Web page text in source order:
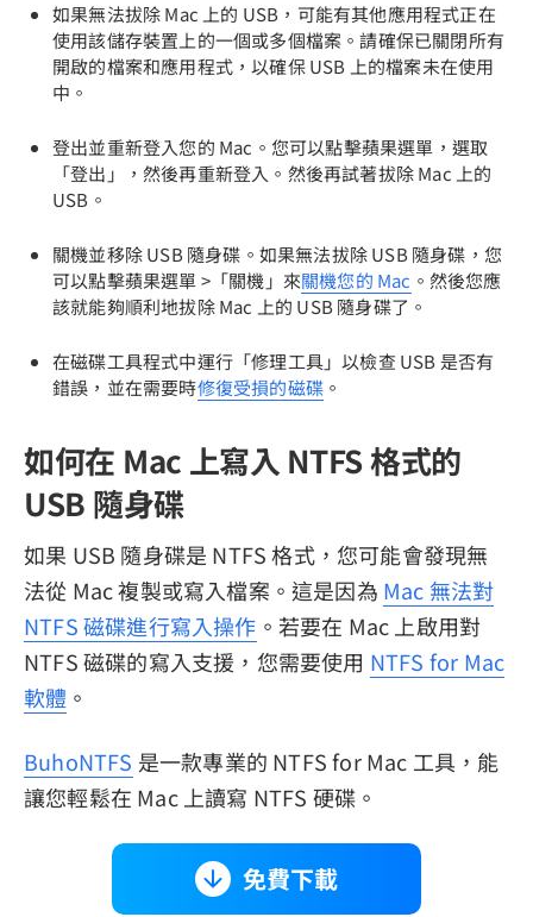
如果無法拔除 Mac 上的 USB，可能有其他應用程式正在
使用該儲存裝置上的一個或多個檔案。請確保已關閉所有
開啟的檔案和應用程式，以確保 USB 上的檔案未在使用
中。
登出並重新登入您的 Mac。您可以點擊蘋果選單，選取
「登出」，然後再重新登入。然後再試著拔除 Mac 上的
USB。
關機並移除 USB 隨身碟。如果無法拔除 USB 隨身碟，您
可以點擊蘋果選單 >「關機」來關機您的 Mac 。然後您應
該就能夠順利地拔除 Mac 上的 USB 隨身碟了。
在磁碟工具程式中運行「修理工具」以檢查 USB 是否有
錯誤，並在需要時修復受損的磁碟 。
如何在 Mac 上寫入 NTFS 格式的
USB 隨身碟
如果 USB 隨身碟是 NTFS 格式，您可能會發現無
法從 Mac 複製或寫入檔案。這是因為 Mac 無法對
NTFS 磁碟進行寫入操作 。若要在 Mac 上啟用對
NTFS 磁碟的寫入支援，您需要使用 NTFS for Mac
軟體 。
BuhoNTFS 是一款專業的 NTFS for Mac 工具，能
讓您輕鬆在 Mac 上讀寫 NTFS 硬碟。
免費下載